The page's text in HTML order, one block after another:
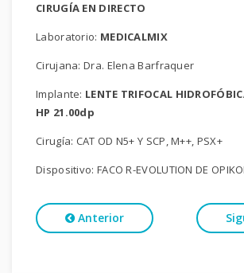
CIRUGÍA EN DIRECTO
Laboratorio: MEDICALMIX
Cirujana: Dra. Elena Barfraquer
Implante: LENTE TRIFOCAL
HP 21.00dp
Cirugía: CAT OD N5+ Y SCP, M++, PSX+
Dispositivo: FACO R-EVOLUTION DE
Anterior